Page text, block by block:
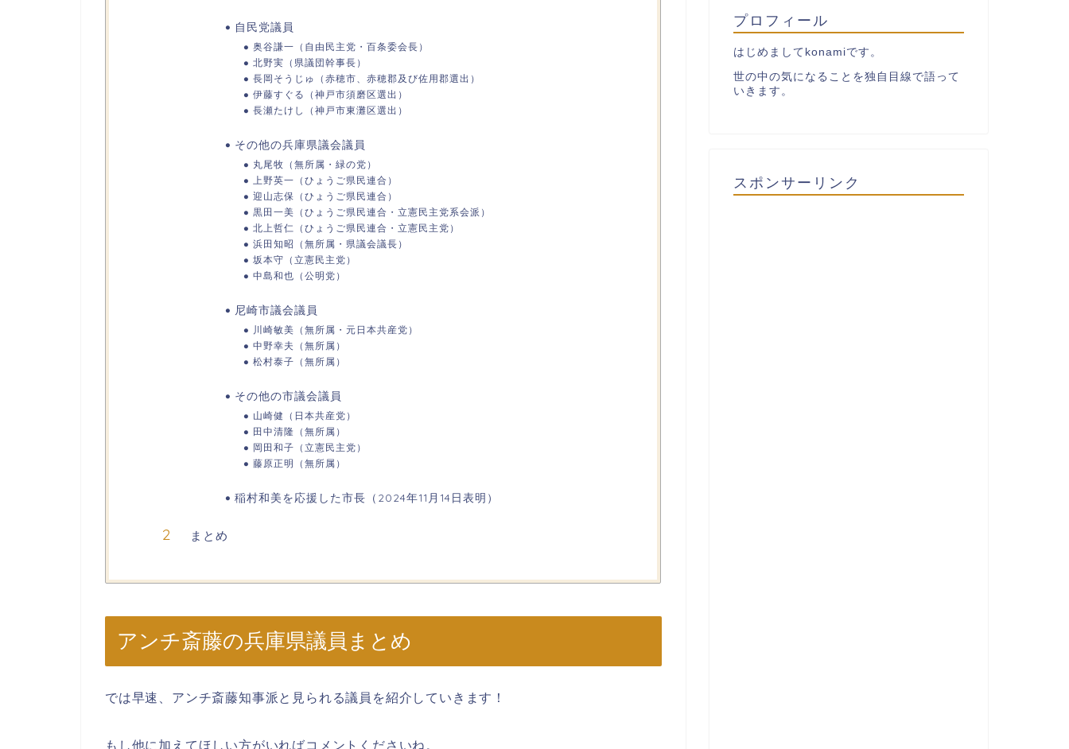
自民党議員
奥谷謙一（自由民主党・百条委会長）
北野実（県議団幹事長）
長岡そうじゅ（赤穂市、赤穂郡及び佐用郡選出）
伊藤すぐる（神戸市須磨区選出）
長瀬たけし（神戸市東灘区選出）
その他の兵庫県議会議員
丸尾牧（無所属・緑の党）
上野英一（ひょうご県民連合）
迎山志保（ひょうご県民連合）
黒田一美（ひょうご県民連合・立憲民主党系会派）
北上哲仁（ひょうご県民連合・立憲民主党）
浜田知昭（無所属・県議会議長）
坂本守（立憲民主党）
中島和也（公明党）
尼崎市議会議員
川崎敏美（無所属・元日本共産党）
中野幸夫（無所属）
松村泰子（無所属）
その他の市議会議員
山崎健（日本共産党）
田中清隆（無所属）
岡田和子（立憲民主党）
藤原正明（無所属）
稲村和美を応援した市長（2024年11月14日表明）
まとめ
アンチ斎藤の兵庫県議員まとめ
では早速、アンチ斎藤知事派と見られる議員を紹介していきます！
もし他に加えてほしい方がいればコメントくださいね。
プロフィール
はじめましてkonamiです。
世の中の気になることを独自目線で語って
いきます。
スポンサーリンク